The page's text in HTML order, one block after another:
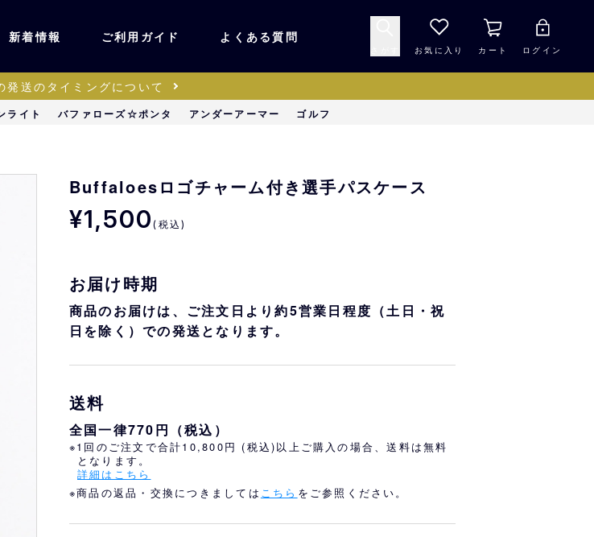
ユニフォーム・ワッ
キャップ・ヘルメッ
キッズ・ベビー バッグ
ステーショナリー・
キーホルダー シークレット 1000円未満
オリ姫におすすめ オリっこにおすすめ SPECIAL PRICE
新着情報 ご利用ガイド よくある質問
お気に入り カート ログイン
発送のタイミングについて
ライト バファローズ☆ポンタ アンダーアーマー ゴルフ
Buffaloesロゴチャーム付き選手パスケース
¥1,500(税込)
お届け時期
商品のお届けは、ご注文日より約5営業日程度（土日・祝
日を除く）での発送となります。
送料
全国一律770円（税込）
※1回のご注文で合計10,800円 (税込)以上ご購入の場合、送料は無料
となります。
詳細はこちら
※商品の返品・交換につきましては こちら をご参照ください。